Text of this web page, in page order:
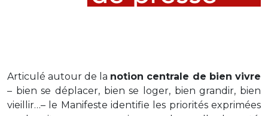
Articulé autour de la notion centrale de bien vivre
– bien se déplacer, bien se loger, bien grandir, bien
vieillir…– le Manifeste identifie les priorités exprimées